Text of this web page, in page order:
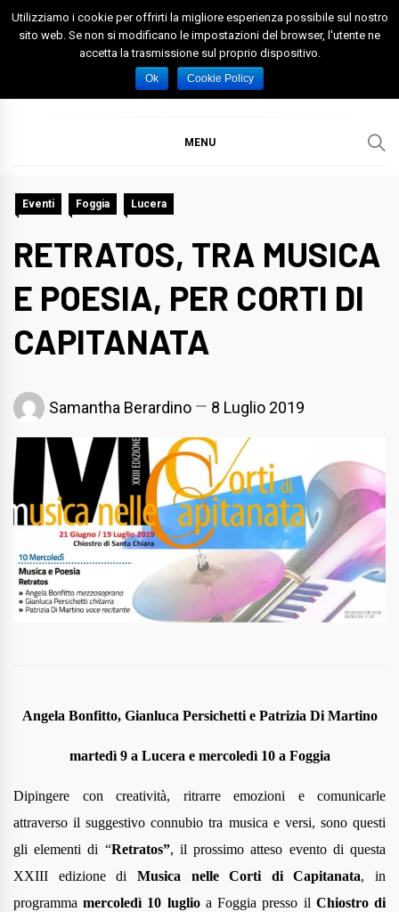
Skip
Spazio Foggia
Foggia News Calcio Eventi e Attività nella Capitanata
MENU
Eventi Foggia Lucera
RETRATOS, TRA MUSICA
E POESIA, PER CORTI DI
CAPITANATA
Samantha Berardino 8 Luglio 2019
Angela Bonfitto, Gianluca Persichetti e Patrizia Di Martino
martedì 9 a Lucera e mercoledì 10 a Foggia
Dipingere con creatività, ritrarre emozioni e comunicarle
attraverso il suggestivo connubio tra musica e versi, sono questi
gli elementi di “Retratos”, il prossimo atteso evento di questa
XXIII edizione di Musica nelle Corti di Capitanata, in
programmamercoledì 10 luglioa Foggia presso il Chiostro di
Utilizziamo i cookie per offrirti la migliore esperienza possibile sul nostro
sito web. Se non si modificano le impostazioni del browser, l'utente ne
accetta la trasmissione sul proprio dispositivo.
Ok Cookie Policy